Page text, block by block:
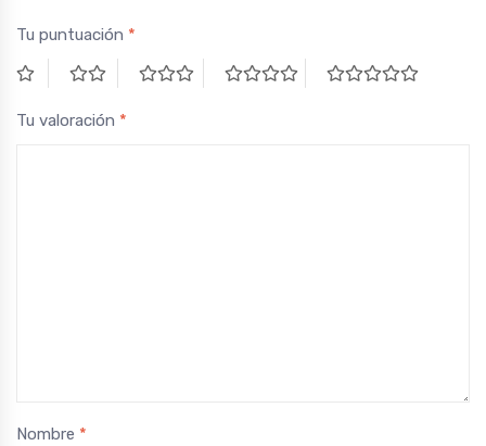
Tu puntuación *
Tu valoración *
Nombre *